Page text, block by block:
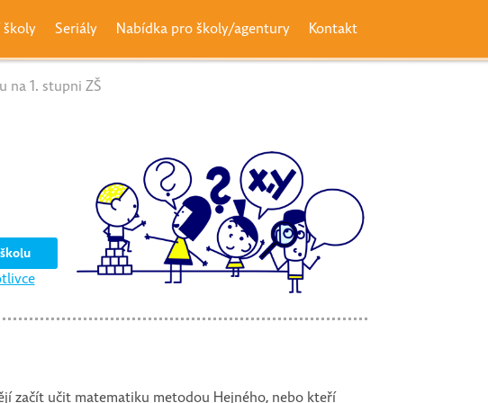
školy Seriály Nabídka pro školy/agentury Kontakt
na 1. stupni ZŠ
začít učit matematiku metodou Hejného, nebo kteří